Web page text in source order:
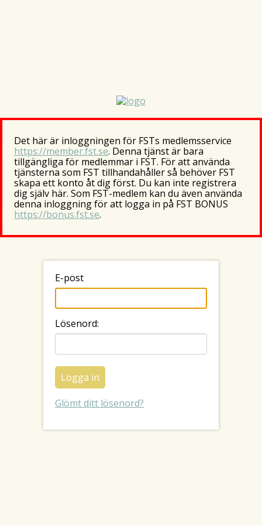
Det här är inloggningen för FSTs medlemsservice
https://member.fst.se. Denna tjänst är bara
tillgängliga för medlemmar i FST. För att använda
tjänsterna som FST tillhandahåller så behöver FST
skapa ett konto åt dig först. Du kan inte registrera
dig själv här. Som FST-medlem kan du även använda
denna inloggning för att logga in på FST BONUS
https://bonus.fst.se.
E-post
Lösenord:
Glömt ditt lösenord?